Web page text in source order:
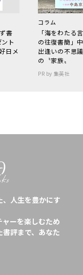
書
ト
日メ
コラム
「海をわた
の往復書簡」
出逢いの不思
の〝家族〟
PR by 集英社
人生を豊かにす
ーを楽しむため
評まで、あなた